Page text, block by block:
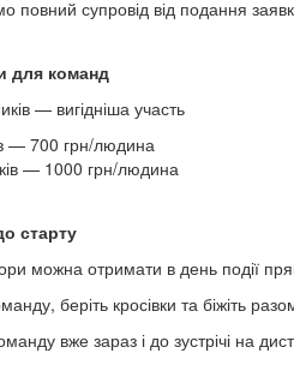
повний супровід від подання
для команд
— вигідніша участь
— 700 грн/людина
— 1000 грн/людина
старту
можна отримати в день події
беріть кросівки та біжіть
вже зараз і до зустрічі на